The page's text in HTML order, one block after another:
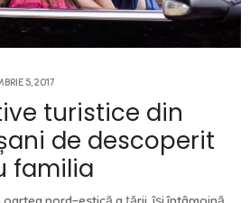
5, 2017
turistice din
de descoperit
familia